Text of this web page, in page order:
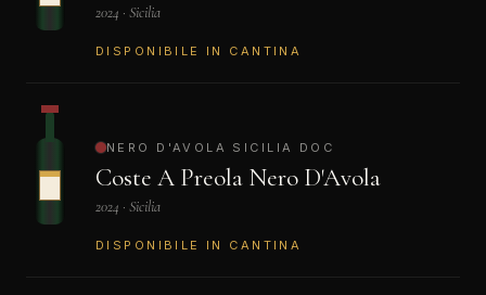
2024 · Sicilia
DISPONIBILE IN CANTINA
NERO D'AVOLA SICILIA DOC
Coste A Preola Nero D'Avola
2024 · Sicilia
DISPONIBILE IN CANTINA